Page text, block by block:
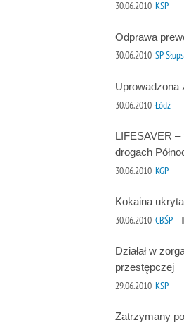
30.06.2010 KSP
Odprawa
30.06.2010 SP
Uprowadzona
30.06.2010 Łódź
LIFESAVER
drogach
30.06.2010 KGP
Kokaina
30.06.2010 CBŚP
Działał w
przestępczej
29.06.2010 KSP
Zatrzymany